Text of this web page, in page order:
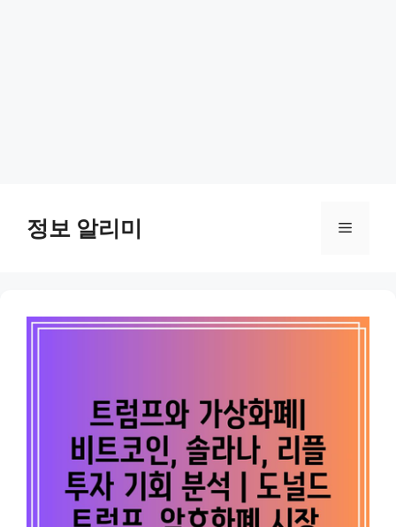
content정보 알리미 Menu